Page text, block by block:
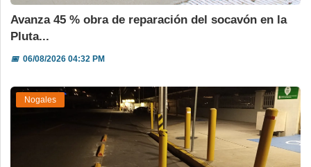
Avanza 45 % obra de reparación del socavón en la
Pluta...
📅06/08/2026 04:32 PM
Nogales